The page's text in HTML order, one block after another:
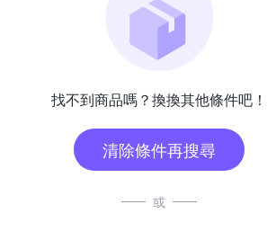
找不到商品嗎？換換其他條件吧！
清除條件再搜尋
或